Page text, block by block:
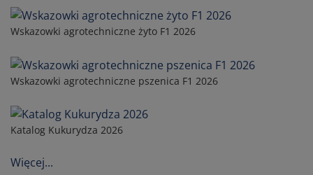
Wskazowki agrotechniczne żyto F1 2026
Wskazowki agrotechniczne pszenica F1 2026
Katalog Kukurydza 2026
Więcej...